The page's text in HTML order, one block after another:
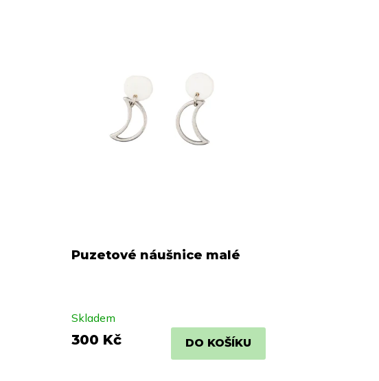
Puzetové náušnice malé
Skladem
300 Kč DO KOŠÍKU